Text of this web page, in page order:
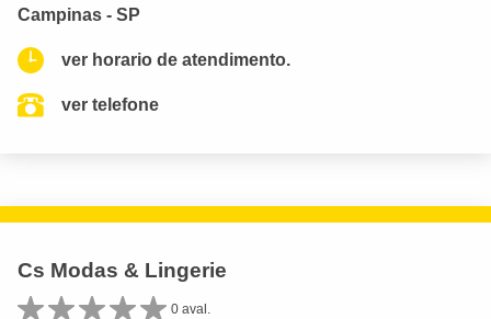
Campinas - SP
ver horario de atendimento.
ver telefone
Cs Modas & Lingerie
0 aval.